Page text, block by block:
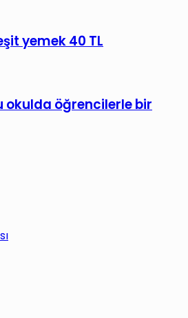
yemek 40 TL
okulda öğrencilerle bir